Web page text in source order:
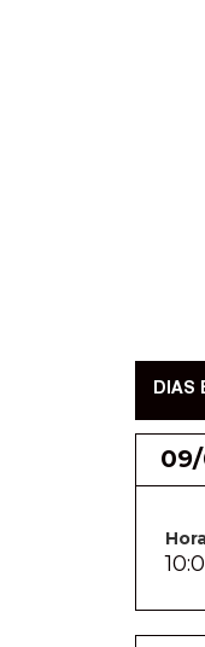
DIAS
09/